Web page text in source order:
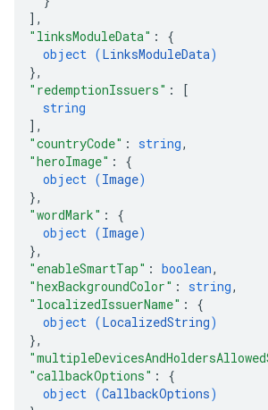
] ,
"linksModuleData" : {
object (LinksModuleData)
},
"redemptionIssuers" :
[
string
] ,
"countryCode" : string,
"heroImage" : {
object (Image)
},
"wordMark" : {
object (Image)
},
"enableSmartTap" : boolean,
"hexBackgroundColor" : string,
"localizedIssuerName" : {
object (LocalizedString)
},
"callbackOptions" : {
object (CallbackOptions)